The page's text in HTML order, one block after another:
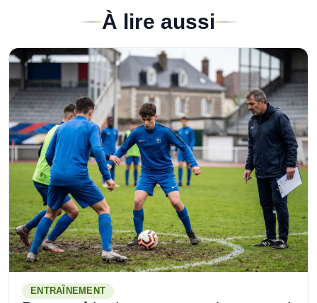
À lire aussi
ENTRAÎNEMENT